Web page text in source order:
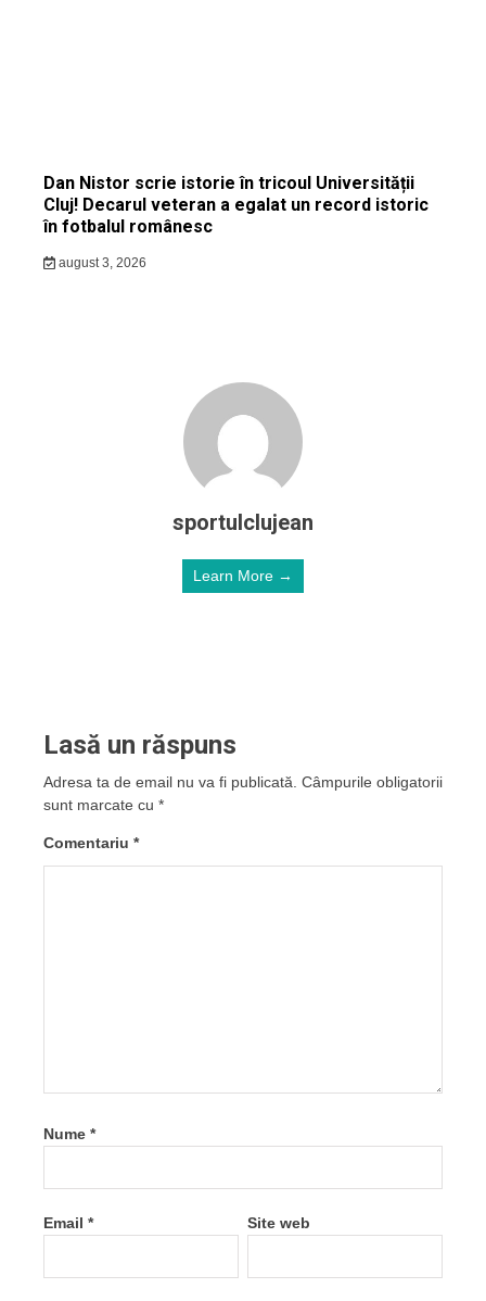
Dan Nistor scrie istorie în tricoul Universității
Cluj! Decarul veteran a egalat un record istoric
în fotbalul românesc
august 3, 2026
sportulclujean
Learn More →
Lasă un răspuns
Adresa ta de email nu va fi publicată. Câmpurile obligatorii
sunt marcate cu *
Comentariu *
Nume *
Email * Site web